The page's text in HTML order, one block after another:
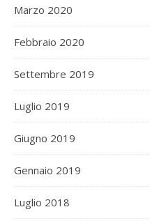
Marzo 2020
Febbraio 2020
Settembre 2019
Luglio 2019
Giugno 2019
Gennaio 2019
Luglio 2018